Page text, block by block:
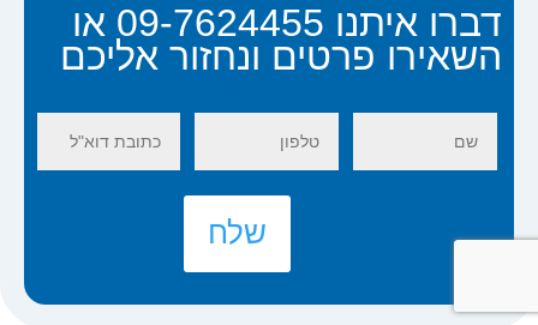
דברו איתנו 09-7624455 או
השאירו פרטים ונחזור אליכם
שלח